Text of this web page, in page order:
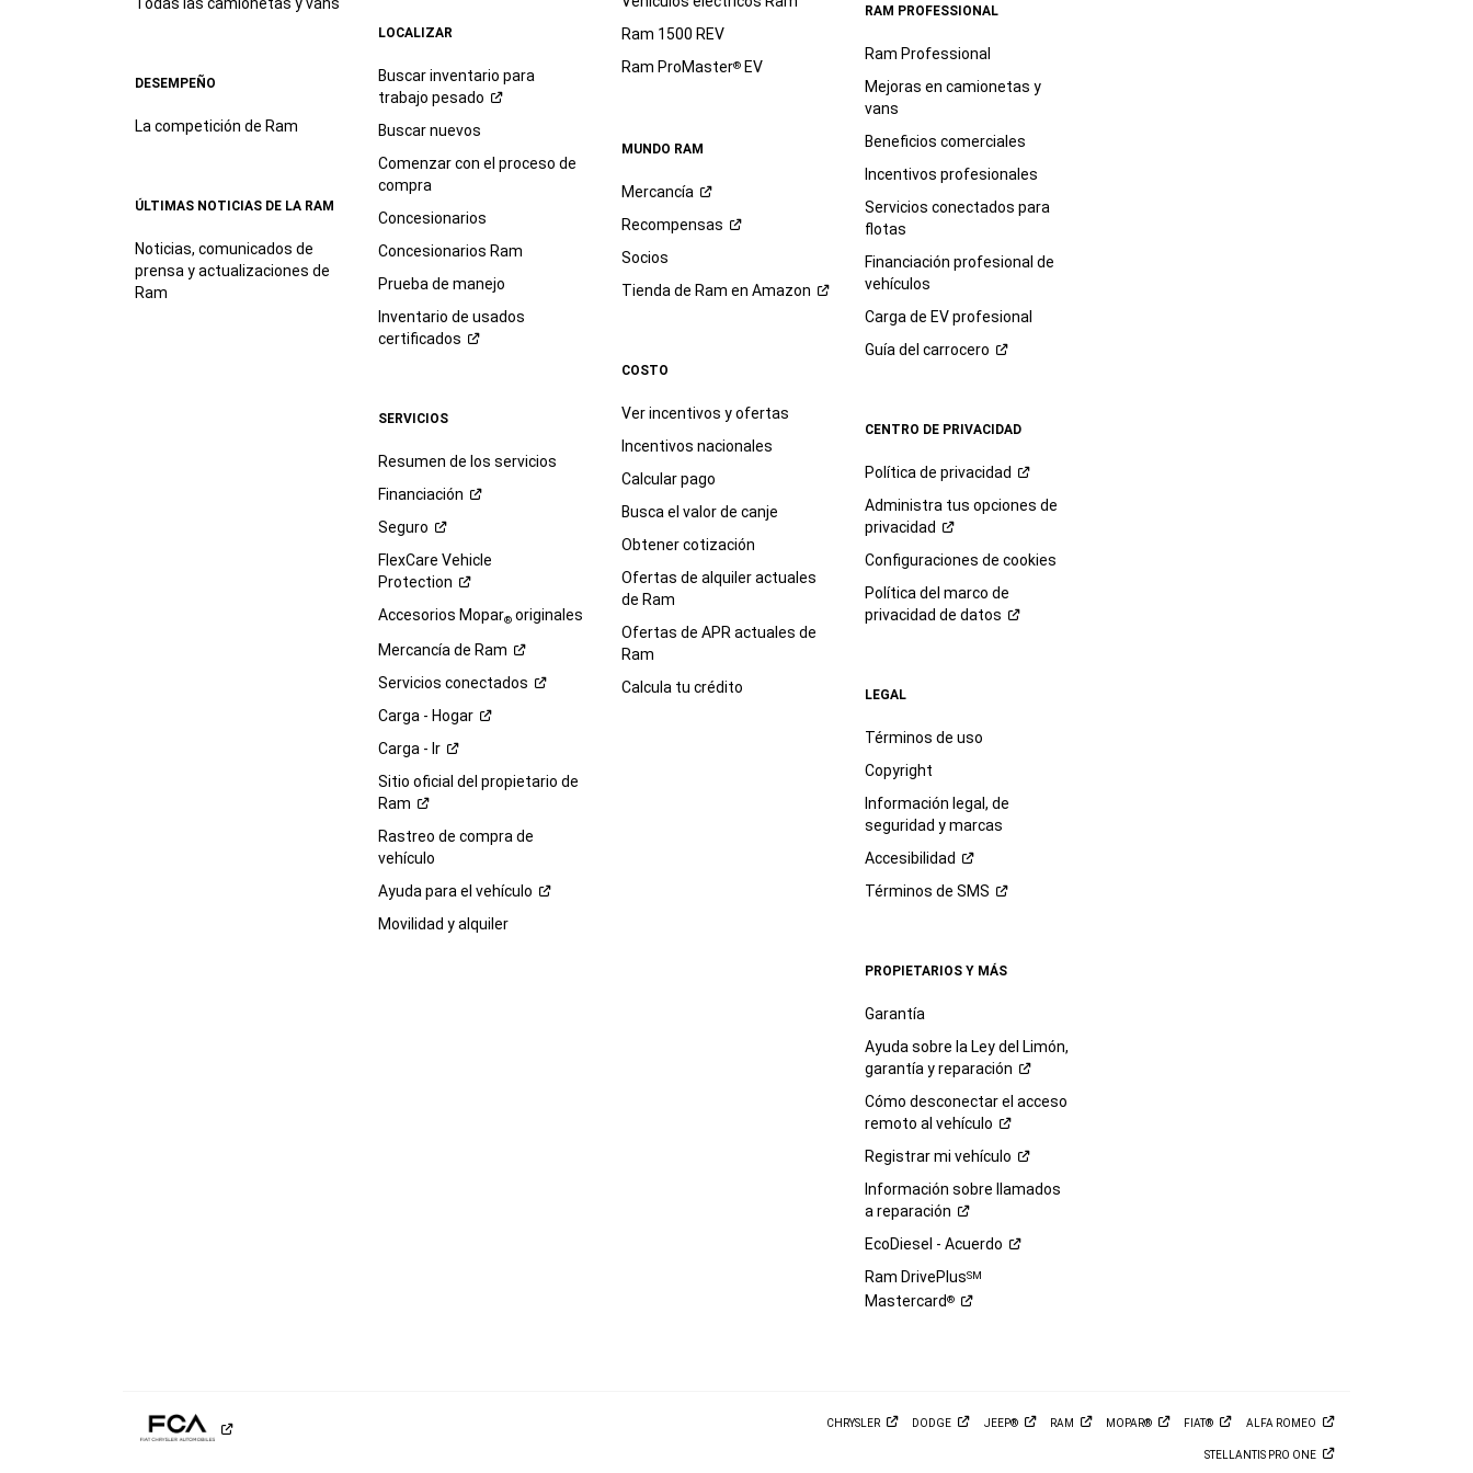
DESEMPEÑO
La competición de Ram
ÚLTIMAS NOTICIAS DE LA RAM
Noticias, comunicados de
prensa y actualizaciones de
Ram
LOCALIZAR
Buscar inventario para
trabajo pesado
Buscar nuevos
Comenzar con el proceso de
compra
Concesionarios
Concesionarios Ram
Prueba de manejo
Inventario de usados
certificados
SERVICIOS
Resumen de los servicios
Financiación
Seguro
FlexCare Vehicle
Protection
Accesorios Mopar®originales
Mercancía de Ram
Servicios conectados
Carga - Hogar
Carga - Ir
Sitio oficial del propietario de
Ram
Rastreo de compra de
vehículo
Ayuda para el vehículo
Movilidad y alquiler
Ram 1500 REV
Ram ProMaster®EV
MUNDO RAM
Mercancía
Recompensas
Socios
Tienda de Ram en Amazon
COSTO
Ver incentivos y ofertas
Incentivos nacionales
Calcular pago
Busca el valor de canje
Obtener cotización
Ofertas de alquiler actuales
de Ram
Ofertas de APR actuales de
Ram
Calcula tu crédito
RAM PROFESSIONAL
Ram Professional
Mejoras en camionetas y
vans
Beneficios comerciales
Incentivos profesionales
Servicios conectados para
flotas
Financiación profesional de
vehículos
Carga de EV profesional
Guía delcarrocero
CENTRO DE PRIVACIDAD
Política deprivacidad
Administra tus opciones de
privacidad
Configuraciones de cookies
Política del marco de
privacidad dedatos
LEGAL
Términos de uso
Copyright
Información legal, de
seguridad y marcas
Accesibilidad
Términos deSMS
PROPIETARIOS Y MÁS
Garantía
Ayuda sobre la Ley del Limón,
garantía yreparación
Cómo desconectar el acceso
remoto alvehículo
Registrar mivehículo
Información sobre llamados
areparación
EcoDiesel -Acuerdo
Ram DrivePlusSM
Mastercard®
CHRYSLER DODGE JEEP® RAM MOPAR® FIAT® ALFA ROMEO
STELLANTIS PRO ONE